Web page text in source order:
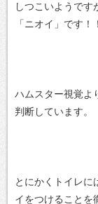
しつこいようです
「ニオイ」です！！
ハムスター視覚よ
判断しています。
とにかくトイレに
イをつけることを